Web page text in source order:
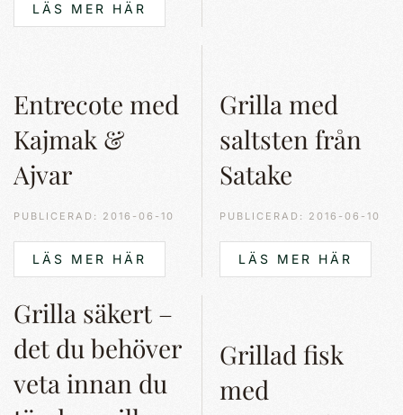
LÄS MER HÄR
Entrecote med
Kajmak &
Ajvar
PUBLICERAD: 2016-06-10
LÄS MER HÄR
Grilla med
saltsten från
Satake
PUBLICERAD: 2016-06-10
LÄS MER HÄR
Grilla säkert –
det du behöver
veta innan du
Grillad fisk
med